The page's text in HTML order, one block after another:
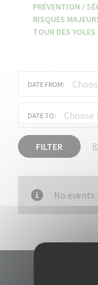
PRÉVENTION /
RISQUES
TOUR DES YOLES
DATE FROM:
DATE TO:
FILTER
No